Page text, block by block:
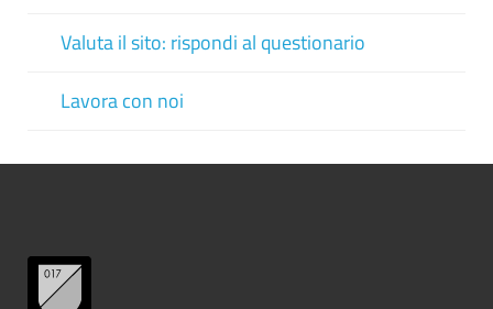
Valuta il sito: rispondi al questionario
Lavora con noi